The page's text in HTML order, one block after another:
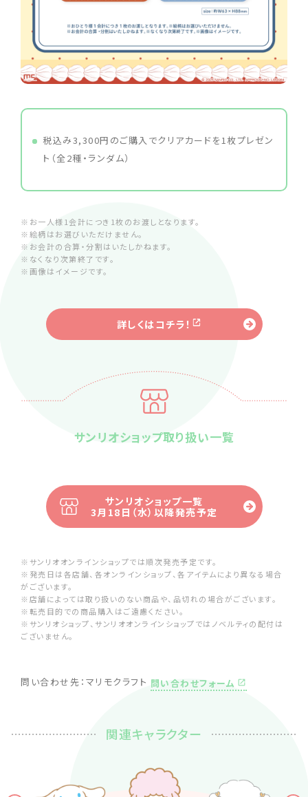
税込み3,300円のご購入でクリアカードを1枚プレゼン
ト（全2種・ランダム）
※お一人様1会計につき1枚のお渡しとなります。
※絵柄はお選びいただけません。
※お会計の合算・分割はいたしかねます。
※なくなり次第終了です。
※画像はイメージです。
詳しくはコチラ！
サンリオショップ取り扱い一覧
サンリオショップ一覧
3月18日（水）以降発売予定
※サンリオオンラインショップでは順次発売予定です。
※発売日は各店舗、各オンラインショップ、各アイテムにより異なる場合
がございます。
※店舗によっては取り扱いのない商品や、品切れの場合がございます。
※転売目的での商品購入はご遠慮ください。
※サンリオショップ、サンリオオンラインショップではノベルティの配付は
ございません。
問い合わせ先：マリモクラフト 問い合わせフォーム
関連キャラクター